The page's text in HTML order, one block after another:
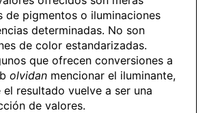
de pigmentos o iluminaciones
determinadas. No son
de color estandarizadas.
que ofrecen conversiones a
olvidan mencionar el iluminante,
resultado vuelve a ser una
de valores.